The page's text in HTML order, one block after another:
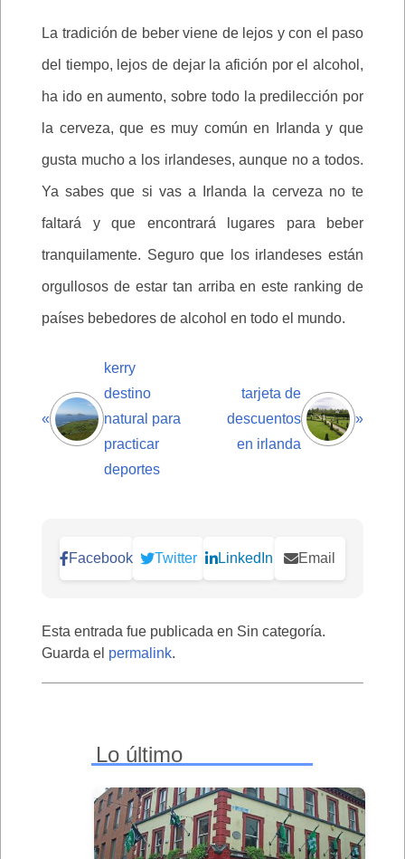
La tradición de beber viene de lejos y con el paso
del tiempo, lejos de dejar la afición por el alcohol,
ha ido en aumento, sobre todo la predilección por
la cerveza, que es muy común en Irlanda y que
gusta mucho a los irlandeses, aunque no a todos.
Ya sabes que si vas a Irlanda la cerveza no te
faltará y que encontrará lugares para beber
tranquilamente. Seguro que los irlandeses están
orgullosos de estar tan arriba en este ranking de
países bebedores de alcohol en todo el mundo.
«
kerry
destino
natural para
practicar
deportes
tarjeta de
descuentos
en irlanda
»
Facebook Twitter LinkedIn Email
Esta entrada fue publicada en Sin categoría.
Guarda el permalink.
Lo último